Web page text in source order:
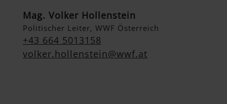
Mag. Volker Hollenstein
Politischer Leiter, WWF Österreich
+43 664 5013158
volker.hollenstein@wwf.at